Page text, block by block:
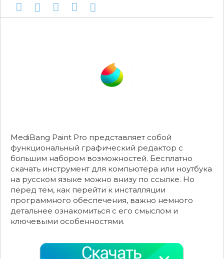
MediBang Paint Pro представляет собой
функциональный графический редактор с
большим набором возможностей. Бесплатно
скачать инструмент для компьютера или ноутбука
на русском языке можно внизу по ссылке. Но
перед тем, как перейти к инсталляции
программного обеспечения, важно немного
детальнее ознакомиться с его смыслом и
ключевыми особенностями.